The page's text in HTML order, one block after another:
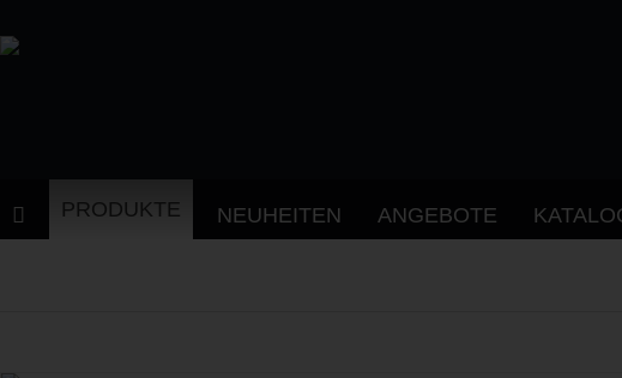
PRODUKTE NEUHEITEN ANGEBOTE